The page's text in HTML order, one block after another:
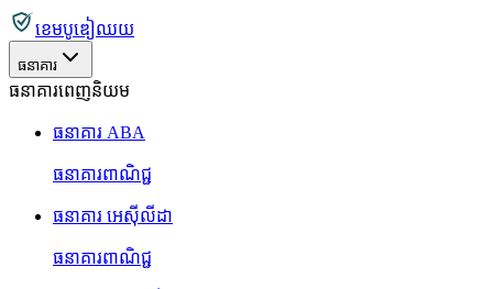
ខេមបូឌៀឈយ
ធនាគារ
ធនាគារពេញនិយម
ធនាគារ ABA
ធនាគារពាណិជ្ជ
ធនាគារ អេស៊ីលីដា
ធនាគារពាណិជ្ជ